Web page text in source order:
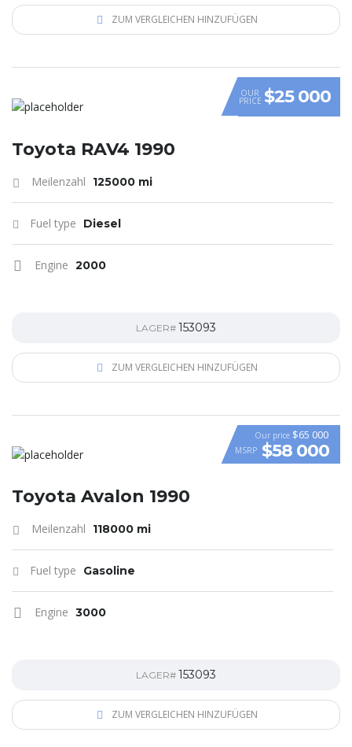
ZUM VERGLEICHEN HINZUFÜGEN
OUR
PRICE $25 000
Toyota RAV4 1990
Meilenzahl 125000 mi
Fuel type Diesel
Engine 2000
LAGER# 153093
ZUM VERGLEICHEN HINZUFÜGEN
VIDEO
Our price $65 000
MSRP $58 000
Toyota Avalon 1990
Meilenzahl 118000 mi
Fuel type Gasoline
Engine 3000
LAGER# 153093
ZUM VERGLEICHEN HINZUFÜGEN